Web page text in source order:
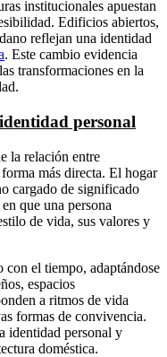
institucionales apuestan
Edificios abiertos,
reflejan una identidad
. Este cambio evidencia
transformaciones en la
personal
la relación entre
más directa. El hogar
cargado de significado
que una persona
de vida, sus valores y
el tiempo, adaptándose
espacios
a ritmos de vida
formas de convivencia.
identidad personal y
doméstica.